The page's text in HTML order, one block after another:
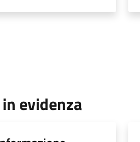
evidenza